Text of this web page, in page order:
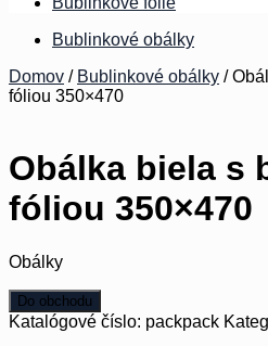
Bublinkové obálky
Domov / Bublinkové obálky /
fóliou 350×470
Obálka biela s
fóliou 350×470
Obálky
Do obchodu
Katalógové číslo: packpack